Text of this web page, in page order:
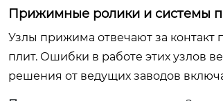
Прижимные ролики и системы
Узлы прижима отвечают за контакт
плит. Ошибки в работе этих узлов
решения от ведущих заводов